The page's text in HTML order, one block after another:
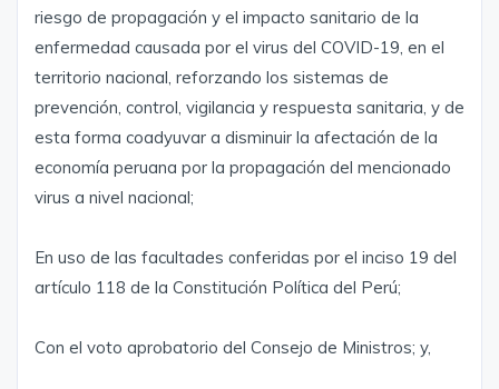
riesgo de propagación y el impacto sanitario de la
enfermedad causada por el virus del COVID-19, en el
territorio nacional, reforzando los sistemas de
prevención, control, vigilancia y respuesta sanitaria, y de
esta forma coadyuvar a disminuir la afectación de la
economía peruana por la propagación del mencionado
virus a nivel nacional;
En uso de las facultades conferidas por el inciso 19 del
artículo 118 de la Constitución Política del Perú;
Con el voto aprobatorio del Consejo de Ministros; y,